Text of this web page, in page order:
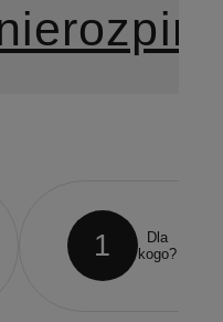
1
Dla
kogo?